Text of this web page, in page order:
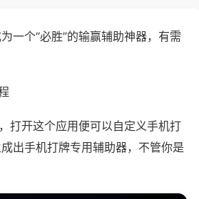
一个“必胜”的输赢辅助神器，有需
打开这个应用便可以自定义手机打
出手机打牌专用辅助器，不管你是